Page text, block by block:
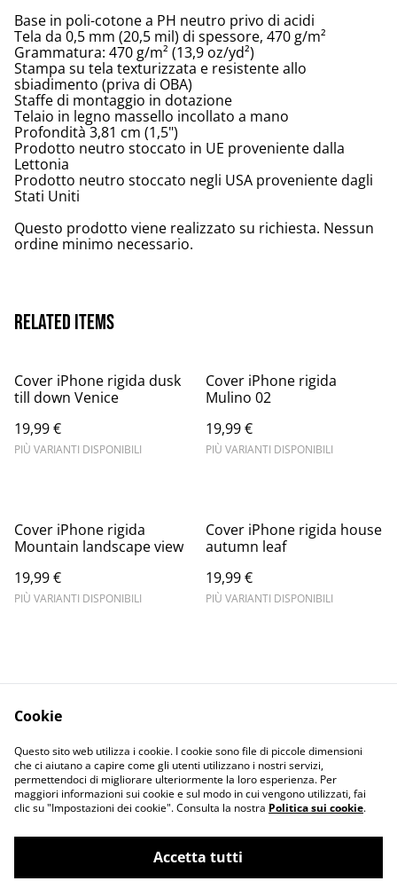
Base in poli-cotone a PH neutro privo di acidi
Tela da 0,5 mm (20,5 mil) di spessore, 470 g/m²
Grammatura: 470 g/m² (13,9 oz/yd²)
Stampa su tela texturizzata e resistente allo
sbiadimento (priva di OBA)
Staffe di montaggio in dotazione
Telaio in legno massello incollato a mano
Profondità 3,81 cm (1,5")
Prodotto neutro stoccato in UE proveniente dalla
Lettonia
Prodotto neutro stoccato negli USA proveniente dagli
Stati Uniti
Questo prodotto viene realizzato su richiesta. Nessun
ordine minimo necessario.
Related items
Cover iPhone rigida dusk
till down Venice
19,99 €
PIÙ VARIANTI DISPONIBILI
Cover iPhone rigida
Mulino 02
19,99 €
PIÙ VARIANTI DISPONIBILI
Cover iPhone rigida
Mountain landscape view
19,99 €
PIÙ VARIANTI DISPONIBILI
Cover iPhone rigida house
autumn leaf
19,99 €
PIÙ VARIANTI DISPONIBILI
Informativa sulla
privacy
Terms and
conditions
Cookie
Questo sito web utilizza i cookie. I cookie sono file di piccole dimensioni
che ci aiutano a capire come gli utenti utilizzano i nostri servizi,
permettendoci di migliorare ulteriormente la loro esperienza. Per
maggiori informazioni sui cookie e sul modo in cui vengono utilizzati, fai
clic su "Impostazioni dei cookie". Consulta la nostra Politica sui cookie.
Accetta tutti